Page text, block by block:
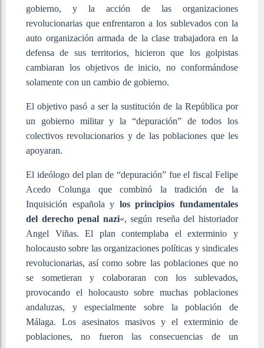
gobierno, y la acción de las organizaciones
revolucionarias que enfrentaron a los sublevados con la
auto organización armada de la clase trabajadora en la
defensa de sus territorios, hicieron que los golpistas
cambiaran los objetivos de inicio, no conformándose
solamente con un cambio de gobierno.
El objetivo pasó a ser la sustitución de la República por
un gobierno militar y la “depuración” de todos los
colectivos revolucionarios y de las poblaciones que les
apoyaran.
El ideólogo del plan de “depuración” fue el fiscal Felipe
Acedo Colunga que combinó la tradición de la
Inquisición española y los principios fundamentales
del derecho penal nazi«, según reseña del historiador
Angel Viñas. El plan contemplaba el exterminio y
holocausto sobre las organizaciones políticas y sindicales
revolucionarias, así como sobre las poblaciones que no
se sometieran y colaboraran con los sublevados,
provocando el holocausto sobre muchas poblaciones
andaluzas, y especialmente sobre la población de
Málaga. Los asesinatos masivos y el exterminio de
poblaciones, no fueron las consecuencias de un